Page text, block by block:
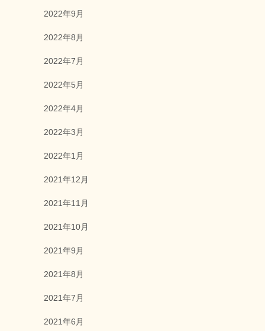
2022年9月
2022年8月
2022年7月
2022年5月
2022年4月
2022年3月
2022年1月
2021年12月
2021年11月
2021年10月
2021年9月
2021年8月
2021年7月
2021年6月